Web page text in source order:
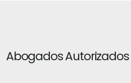
Abogados Autorizados